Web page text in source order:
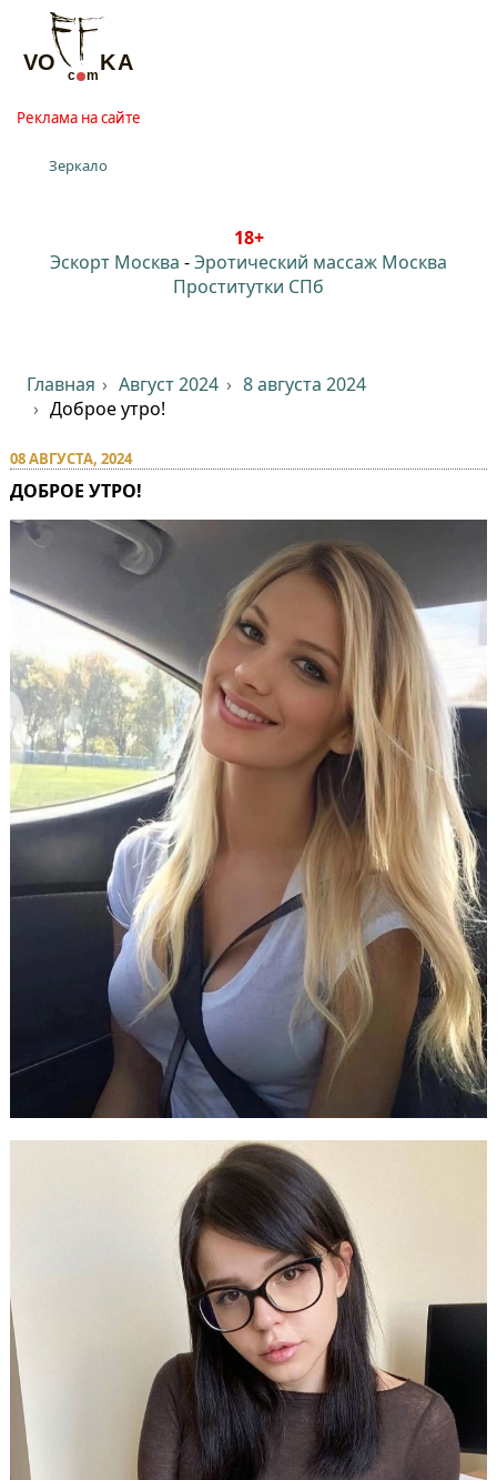
Реклама на сайте
Зеркало
18+
Эскорт Москва -Эротический массаж Москва
Проститутки СПб
Главная Август 2024
8 августа 2024
Доброе утро!
08 АВГУСТА, 2024
ДОБРОЕ УТРО!